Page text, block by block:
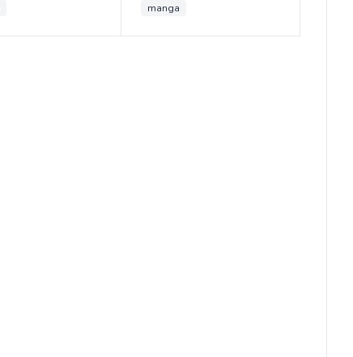
manga